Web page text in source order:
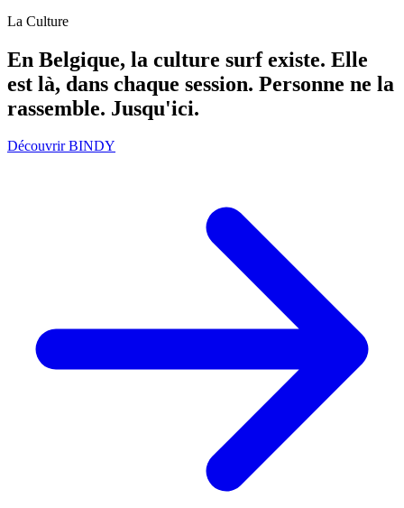
La Culture
En Belgique, la culture surf existe. Elle
est là, dans chaque session. Personne ne la
rassemble. Jusqu'ici.
Découvrir BINDY